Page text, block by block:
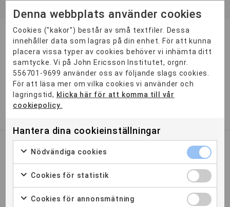
Project Manager – Smart Charging & E-
Mobility
Öppen
Du får spetskompetens att designa och etablera
elektrotekniska system och laddstationer, med fokus på
energieffektivitet...
Byggnadsingenjör – hållbart byggande
Öppen
Utbildningen Byggnadsingenjör – hållbart byggande ger dig
kompetens att planera, leda och samordna byggprojekt i en
bran...
Denna webbplats använder cookies
Cookies ("kakor") består av små textfiler. Dessa
innehåller data som lagras på din enhet. För att kunna
placera vissa typer av cookies behöver vi inhämta ditt
samtycke. Vi på John Ericsson Institutet, orgnr.
556701-9699 använder oss av följande slags cookies.
För att läsa mer om vilka cookies vi använder och
lagringstid, klicka här för att komma till vår
cookiepolicy.
Hantera dina cookieinställningar
Nödvändiga cookies
Cookies för statistik
Cookies för annonsmätning